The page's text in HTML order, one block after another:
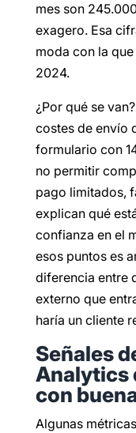
mes son
exagero. Esa
moda con la
2024.
¿Por qué se
costes de envío
formulario con
no permitir
pago limitados,
explican qué
confianza en el
esos puntos es
diferencia entre
externo que
haría un cliente
Señales
Analytics
con
Algunas